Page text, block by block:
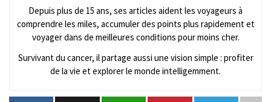
Depuis plus de 15 ans, ses articles aident les voyageurs à
comprendre les miles, accumuler des points plus rapidement et
voyager dans de meilleures conditions pour moins cher.
Survivant du cancer, il partage aussi une vision simple : profiter
de la vie et explorer le monde intelligemment.